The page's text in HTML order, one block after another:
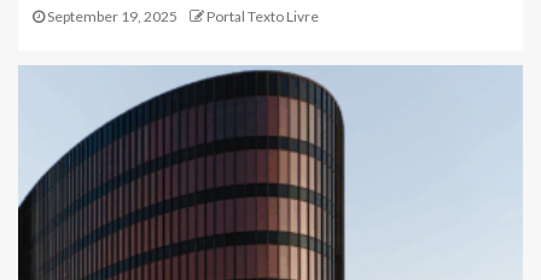
September 19, 2025 Portal Texto Livre